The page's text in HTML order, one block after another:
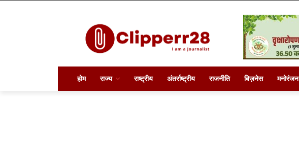
होम राज्य राष्ट्रीय अंतर्राष्ट्रीय राजनीति बिज़नेस मनोरंजन